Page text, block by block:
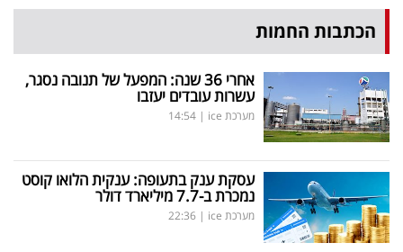
הכתבות החמות
אחרי 36 שנה: המפעל של תנובה נסגר,
עשרות עובדים יעזבו
מערכת ice |
14:54
עסקת ענק בתעופה: ענקית הלואו קוסט
נמכרת ב-7.7 מיליארד דולר
מערכת ice |
22:36